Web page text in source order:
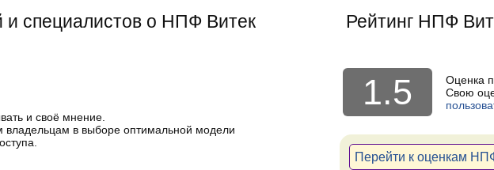
и специалистов о НПФ Витек
и своё мнение.
в выборе оптимальной модели
Рейтинг НПФ
1.5 Оценка
Свою
Перейти к оценкам